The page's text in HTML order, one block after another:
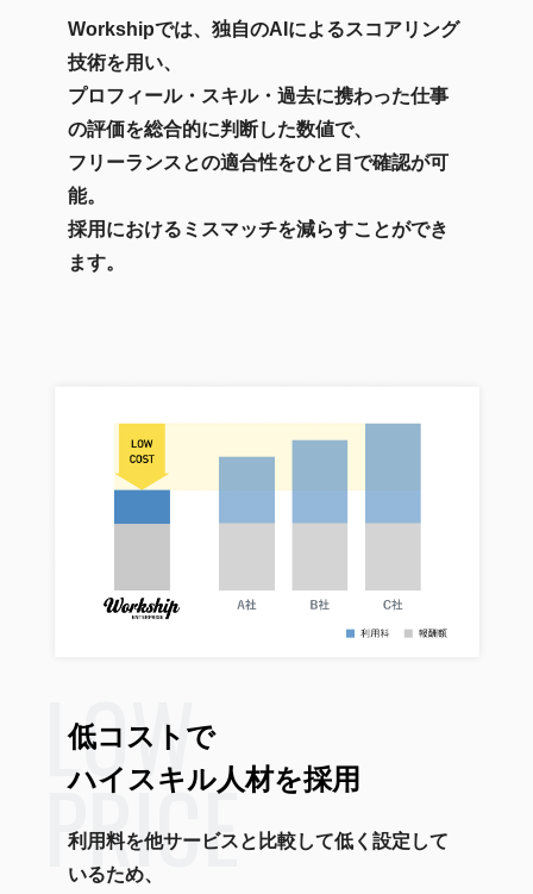
Workshipでは、独自のAIによるスコアリング
技術を用い、
プロフィール・スキル・過去に携わった仕事
の評価を総合的に判断した数値で、
フリーランスとの適合性をひと目で確認が可
能。
採用におけるミスマッチを減らすことができ
ます。
LOW
PRICE
低コストで
ハイスキル人材を採用
利用料を他サービスと比較して低く設定して
いるため、